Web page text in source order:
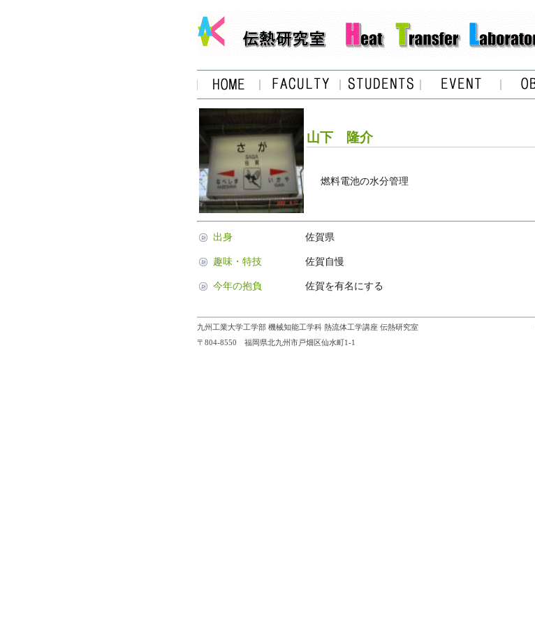
山下 隆介
燃料電池の水分管理
出身 佐賀県
趣味・特技 佐賀自慢
今年の抱負 佐賀を有名にする
九州工業大学工学部 機械知能工学科 熱流体工学講座 伝熱研究室
〒804-8550 福岡県北九州市戸畑区仙水町1-1